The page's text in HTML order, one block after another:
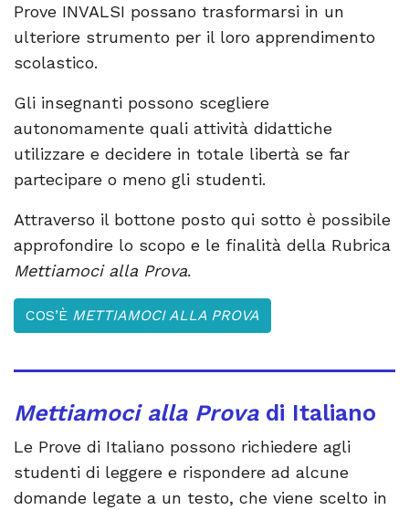
Prove INVALSI possano trasformarsi in un
ulteriore strumento per il loro apprendimento
scolastico.
Gli insegnanti possono scegliere
autonomamente quali attività didattiche
utilizzare e decidere in totale libertà se far
partecipare o meno gli studenti.
Attraverso il bottone posto qui sotto è possibile
approfondire lo scopo e le finalità della Rubrica
Mettiamoci alla Prova.
COS’È METTIAMOCI ALLA PROVA
Mettiamoci alla Prova di Italiano
Le Prove di Italiano possono richiedere agli
studenti di leggere e rispondere ad alcune
domande legate a un testo, che viene scelto in